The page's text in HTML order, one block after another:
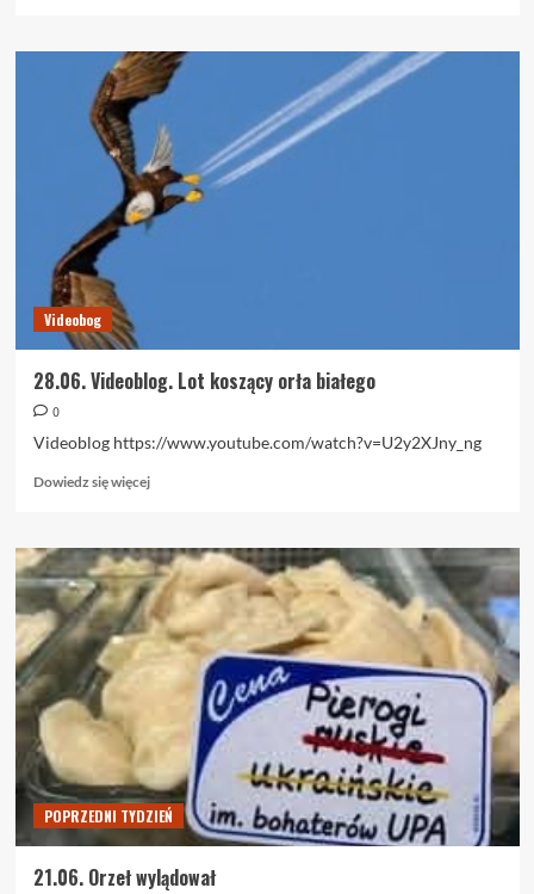
o
28.06.
Koszący
orła
białego
Videobog
28.06. Videoblog. Lot koszący orła białego
0
Videoblog https://www.youtube.com/watch?v=U2y2XJny_ng
Dowiedz się więcejDowiedz
o
28.06.
Videoblog.
Lot
koszący
orła
białego
POPRZEDNI TYDZIEŃ
21.06. Orzeł wylądował